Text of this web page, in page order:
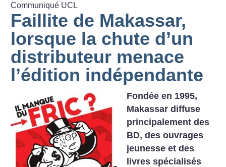
Communiqué UCL
Faillite de Makassar,
lorsque la chute d’un
distributeur menace
l’édition indépendante
Fondée en 1995,
Makassar diffuse
principalement des
BD, des ouvrages
jeunesse et des
livres spécialisés